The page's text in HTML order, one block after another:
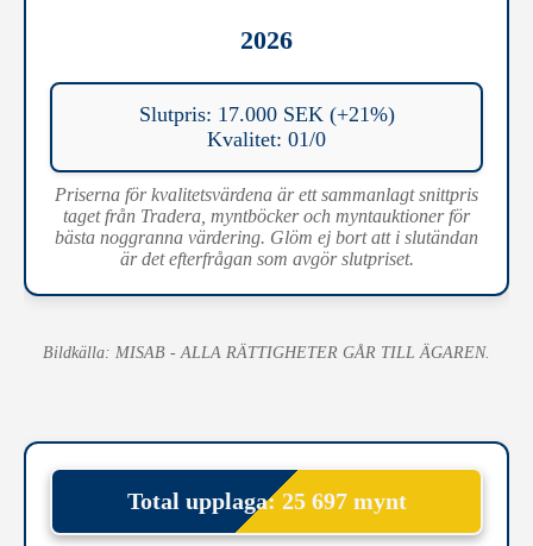
2026
Slutpris: 17.000 SEK (+21%)
Kvalitet: 01/0
Priserna för kvalitetsvärdena är ett sammanlagt snittpris
taget från Tradera, myntböcker och myntauktioner för
bästa noggranna värdering. Glöm ej bort att i slutändan
är det efterfrågan som avgör slutpriset.
Bildkälla: MISAB - ALLA RÄTTIGHETER GÅR TILL ÄGAREN.
Total upplaga: 25 697 mynt